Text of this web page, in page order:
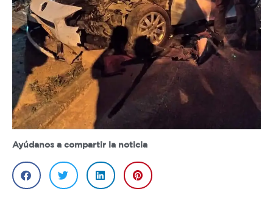
Ayúdanos a compartir la noticia